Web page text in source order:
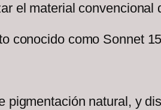
el material
conocido como Sonnet
pigmentación natural, y